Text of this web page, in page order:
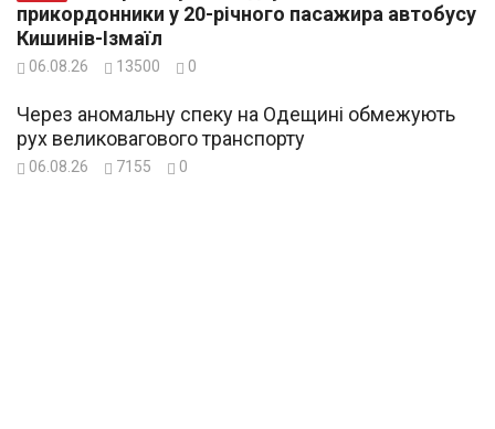
прикордонники у 20-річного пасажира автобусу
Кишинів-Ізмаїл
06.08.26 13500 0
Через аномальну спеку на Одещині обмежують
рух великовагового транспорту
06.08.26 7155 0